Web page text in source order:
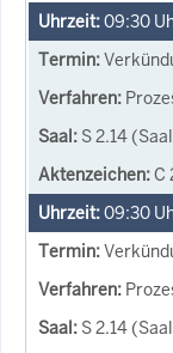
09:30
S 2.14
C
09:30
S 2.14